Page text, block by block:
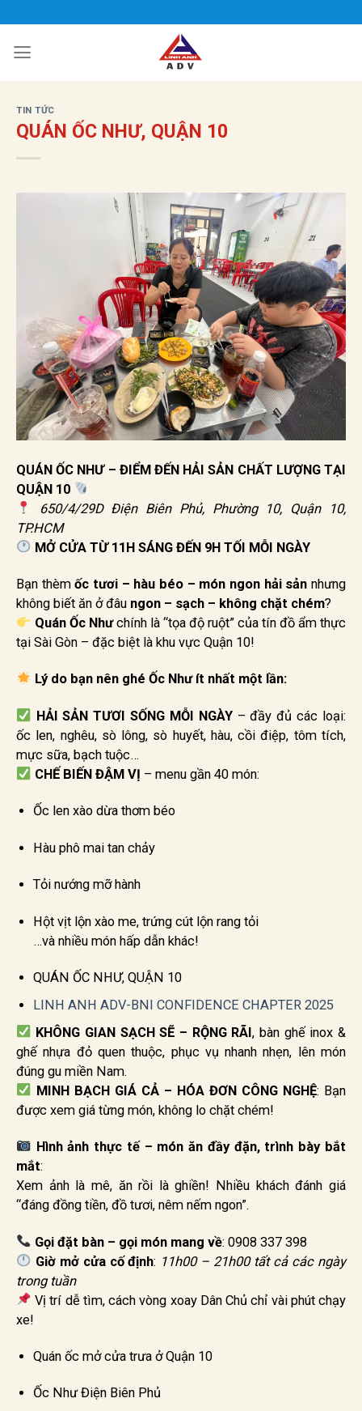
qua
nội
TIN TỨC
QUÁN ỐC NHƯ, QUẬN 10
QUÁN ỐC NHƯ – ĐIỂM ĐẾN HẢI SẢN CHẤT LƯỢNG TẠI
QUẬN 10
650/4/29D Điện Biên Phủ, Phường 10, Quận 10,
TP.HCM
MỞ CỬA TỪ 11H SÁNG ĐẾN 9H TỐI MỖI NGÀY
Bạn thèmốc tươi – hàu béo – món ngon hải sản nhưng
không biết ăn ở đâu ngon – sạch – không chặt chém?
Quán Ốc Nhưchính là “tọa độ ruột” của tín đồ ẩm thực
tại Sài Gòn – đặc biệt là khu vực Quận 10!
Lý do bạn nên ghé Ốc Như ít nhất một lần:
HẢI SẢN TƯƠI SỐNG MỖI NGÀY– đầy đủ các loại:
ốc len, nghêu, sò lông, sò huyết, hàu, cồi điệp, tôm tích,
mực sữa, bạch tuộc…
CHẾ BIẾN ĐẬM VỊ – menu gần 40 món:
Ốc len xào dừa thơm béo
Hàu phô mai tan chảy
Tỏi nướng mỡ hành
Hột vịt lộn xào me, trứng cút lộn rang tỏi
…và nhiều món hấp dẫn khác!
QUÁN ỐC NHƯ, QUẬN 10
LINH ANH ADV-BNI CONFIDENCE CHAPTER 2025
KHÔNG GIAN SẠCH SẼ – RỘNG RÃI, bàn ghế inox &
ghế nhựa đỏ quen thuộc, phục vụ nhanh nhẹn, lên món
đúng gu miền Nam.
MINH BẠCH GIÁ CẢ – HÓA ĐƠN CÔNG NGHỆ: Bạn
được xem giá từng món, không lo chặt chém!
Hình ảnh thực tế – món ăn đầy đặn, trình bày bắt
mắt:
Xem ảnh là mê, ăn rồi là ghiền! Nhiều khách đánh giá
“đáng đồng tiền, đồ tươi, nêm nếm ngon”.
Gọi đặt bàn – gọi món mang về: 0908 337 398
Giờ mở cửa cố định: 11h00 – 21h00 tất cả các ngày
trong tuần
Vị trí dễ tìm, cách vòng xoay Dân Chủ chỉ vài phút chạy
xe!
Quán ốc mở cửa trưa ở Quận 10
Ốc Như Điện Biên Phủ